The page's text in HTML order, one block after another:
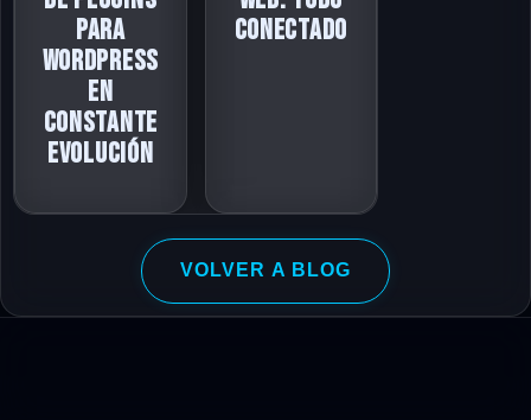
para
WordPress
en
constante
evolución
conectado
VOLVER A BLOG